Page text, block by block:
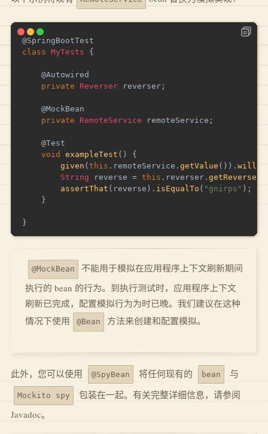
@SpringBootTest
class MyTests {
@Autowired
private
Reverser reverser ;
@MockBean
private
RemoteService remoteService ;
@Test
void
exampleTest ( )
{
given (this . remoteService . getValue ( ) ) .
String reverse = this . reverser .
assertThat ( reverse ) . isEqualTo ( "gnirps" ) ;
}
}
@MockBean 不能用于模拟在应用程序上下文刷新期间
执行的 bean 的行为。到执行测试时，应用程序上下文
刷新已完成，配置模拟行为为时已晚。我们建议在这种
情况下使用 @Bean 方法来创建和配置模拟。
此外，您可以使用 @SpyBean 将任何现有的 bean 与
Mockito spy
包装在一起。有关完整详细信息，请参阅
Javadoc。